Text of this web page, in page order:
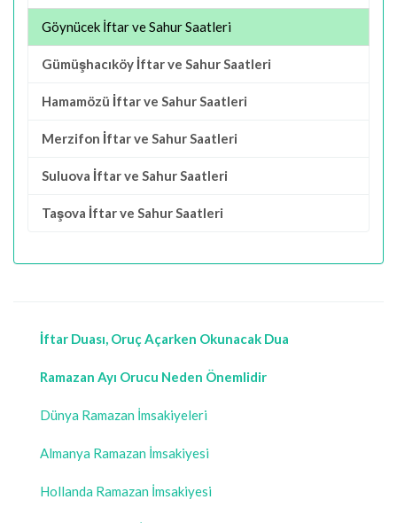
Göynücek İftar ve Sahur Saatleri
Gümüşhacıköy İftar ve Sahur Saatleri
Hamamözü İftar ve Sahur Saatleri
Merzifon İftar ve Sahur Saatleri
Suluova İftar ve Sahur Saatleri
Taşova İftar ve Sahur Saatleri
İftar Duası, Oruç Açarken Okunacak Dua
Ramazan Ayı Orucu Neden Önemlidir
Dünya Ramazan İmsakiyeleri
Almanya Ramazan İmsakiyesi
Hollanda Ramazan İmsakiyesi